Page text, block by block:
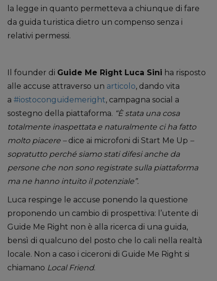
la legge in quanto permetteva a chiunque di fare
da guida turistica dietro un compenso senza i
relativi permessi.
Il founder di Guide Me Right Luca Sini ha risposto
alle accuse attraverso un articolo, dando vita
a #iostoconguidemeright, campagna social a
sostegno della piattaforma. “È stata una cosa
totalmente inaspettata e naturalmente ci ha fatto
molto piacere –dice ai microfoni di Start Me Up –
sopratutto perché siamo stati difesi anche da
persone che non sono registrate sulla piattaforma
ma ne hanno intuito il potenziale”.
Luca respinge le accuse ponendo la questione
proponendo un cambio di prospettiva: l’utente di
Guide Me Right non è alla ricerca di una guida,
bensì di qualcuno del posto che lo cali nella realtà
locale. Non a caso i ciceroni di Guide Me Right si
chiamano Local Friend.